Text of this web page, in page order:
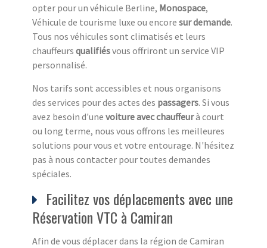
opter pour un véhicule Berline, Monospace,
Véhicule de tourisme luxe ou encore sur demande.
Tous nos véhicules sont climatisés et leurs
chauffeurs qualifiésvous offriront un service VIP
personnalisé.
Nos tarifs sont accessibles et nous organisons
des services pour des actes des passagers. Si vous
avez besoin d'une voiture avec chauffeurà court
ou long terme, nous vous offrons les meilleures
solutions pour vous et votre entourage. N'hésitez
pas à nous contacter pour toutes demandes
spéciales.
Facilitez vos déplacements avec une
Réservation VTC à Camiran
Afin de vous déplacer dans la région de Camiran